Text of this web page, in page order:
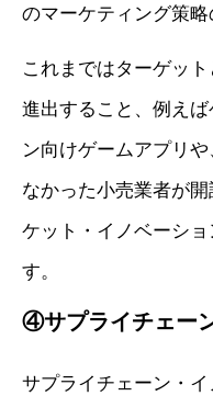
のマーケティング策略
これまではターゲッ
進出すること、例え
ン向けゲームアプリ
なかった小売業者が
ケット・イノベーシ
す。
④サプライチェー
サプライチェーン・